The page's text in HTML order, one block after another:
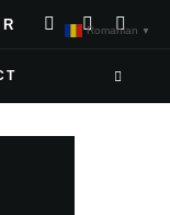
Romanian ▼